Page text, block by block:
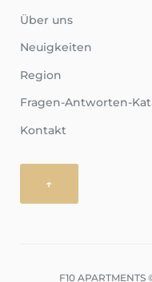
Über uns
Neuigkeiten
Region
Fragen-Antworten-
Kontakt
↑
F10